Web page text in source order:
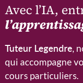
Avec l’IA,
Tuteur Legendre,
qui accompagne
cours particuliers.